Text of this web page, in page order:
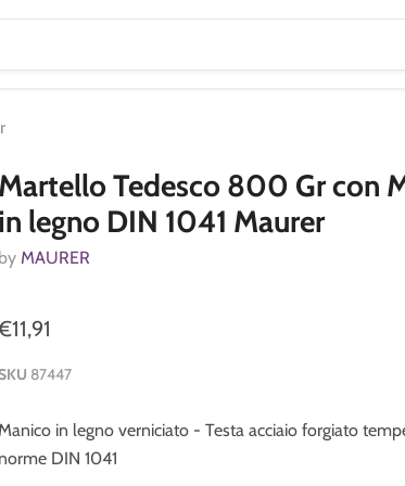
Martello Tedesco 800 Gr con
in legno DIN 1041 Maurer
byMAURER
87447
in legno verniciato - Testa acciaio forgiato
norme DIN 1041